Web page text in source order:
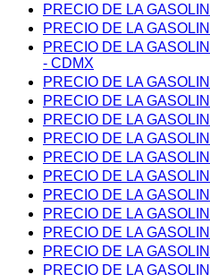
PRECIO DE LA
PRECIO DE LA
PRECIO DE LA
- CDMX
PRECIO DE LA
PRECIO DE LA
PRECIO DE LA
PRECIO DE LA
PRECIO DE LA
PRECIO DE LA
PRECIO DE LA
PRECIO DE LA
PRECIO DE LA
PRECIO DE LA
PRECIO DE LA